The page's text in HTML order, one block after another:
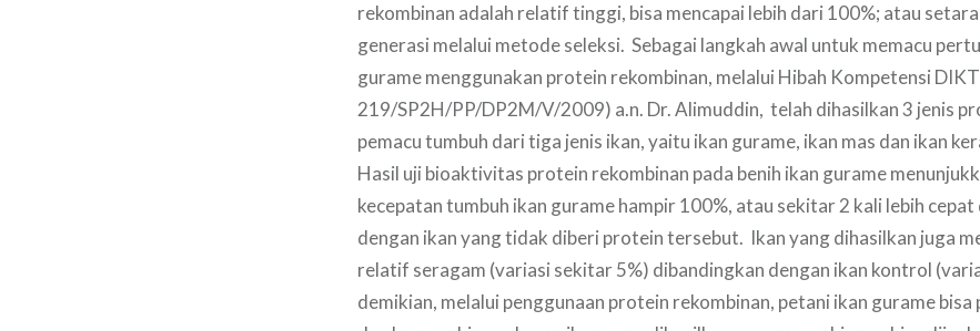
rekombinan adalah relatif tinggi, bisa mencapai lebih dari 100%; atau
generasi melalui metode seleksi. Sebagai langkah awal untuk memacu
gurame menggunakan protein rekombinan, melalui Hibah Kompetensi
219/SP2H/PP/DP2M/V/2009) a.n. Dr. Alimuddin, telah dihasilkan 3 jenis
pemacu tumbuh dari tiga jenis ikan, yaitu ikan gurame, ikan mas dan ikan
Hasil uji bioaktivitas protein rekombinan pada benih ikan gurame
kecepatan tumbuh ikan gurame hampir 100%, atau sekitar 2 kali lebih
dengan ikan yang tidak diberi protein tersebut. Ikan yang dihasilkan juga
relatif seragam (variasi sekitar 5%) dibandingkan dengan ikan kontrol
demikian, melalui penggunaan protein rekombinan, petani ikan gurame bisa